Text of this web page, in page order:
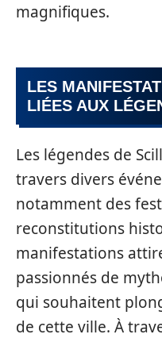
magnifiques.
LES
LIÉES AUX
Les légendes de
travers divers
notamment des
reconstitutions
manifestations
passionnés de
qui souhaitent
de cette ville. À